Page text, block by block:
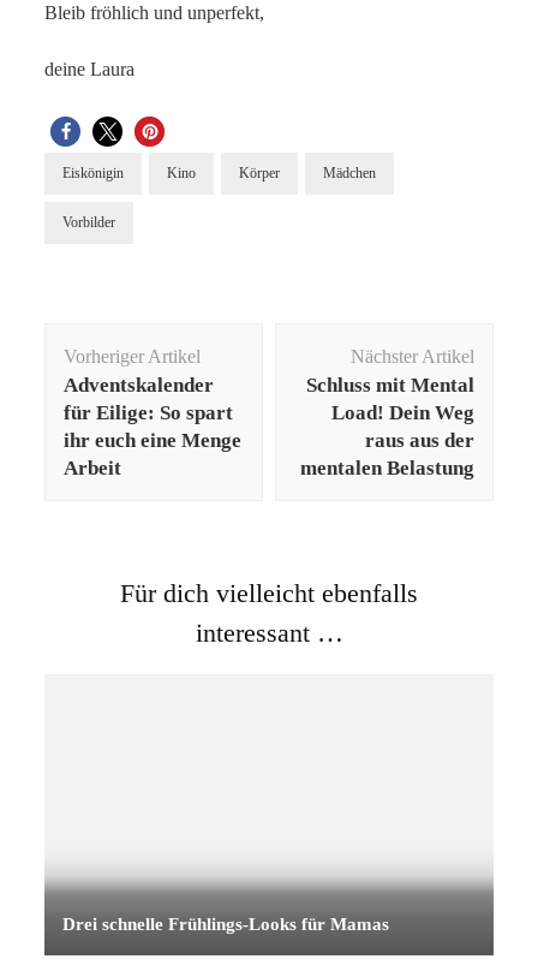
Bleib fröhlich und unperfekt,
deine Laura
Eiskönigin Kino Körper Mädchen
Vorbilder
Vorheriger Artikel
Adventskalender
für Eilige: So spart
ihr euch eine Menge
Arbeit
Nächster Artikel
Schluss mit Mental
Load! Dein Weg
raus aus der
mentalen Belastung
Für dich vielleicht ebenfalls
interessant …
Drei schnelle Frühlings-Looks für Mamas